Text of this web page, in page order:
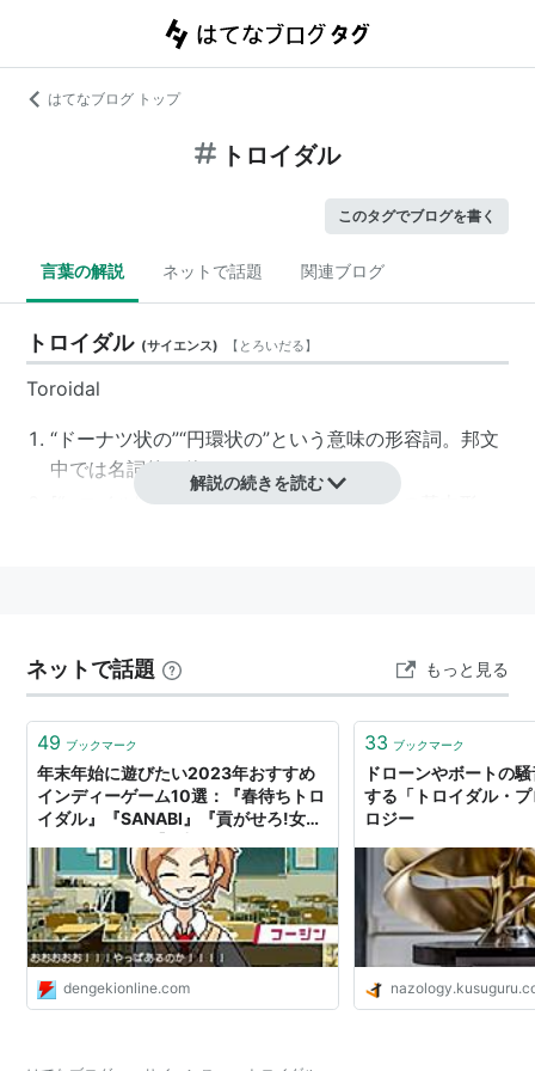
はてなブログ トップ
トロイダル
このタグでブログを書く
言葉の解説 ネットで話題 関連ブログ
トロイダル (サイエンス) 【 とろいだる】
Toroidal
“ドーナツ状の”“円環状の”という意味の形容詞。邦文
中では名詞的に使われることも。
[“−コイル”(“−coil”)で] コイル、トランスの基本形。
書籍としては、
ロイダル・コイルの理論・製作と応用回路 (山村英穂
解説の続きを読む
ネットで話題 もっと見る
49 ブックマーク
年末年始に遊びたい2023年おすすめ
インディーゲーム10選：『春待ちトロ
イダル』『SANABI』『貢がせろ!女苑
#528】
dengekionline.com
33 ブックマーク
ドローンやボートの
する「トロイダル・
ロジー